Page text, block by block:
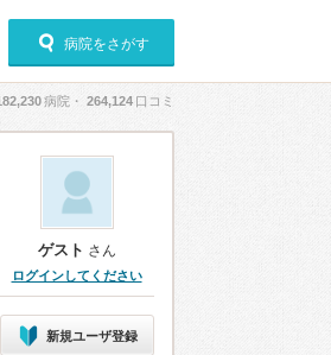
病院をさがす
病院・ 264,124 口コミ
ゲスト さん
ログインしてください
新規ユーザ登録